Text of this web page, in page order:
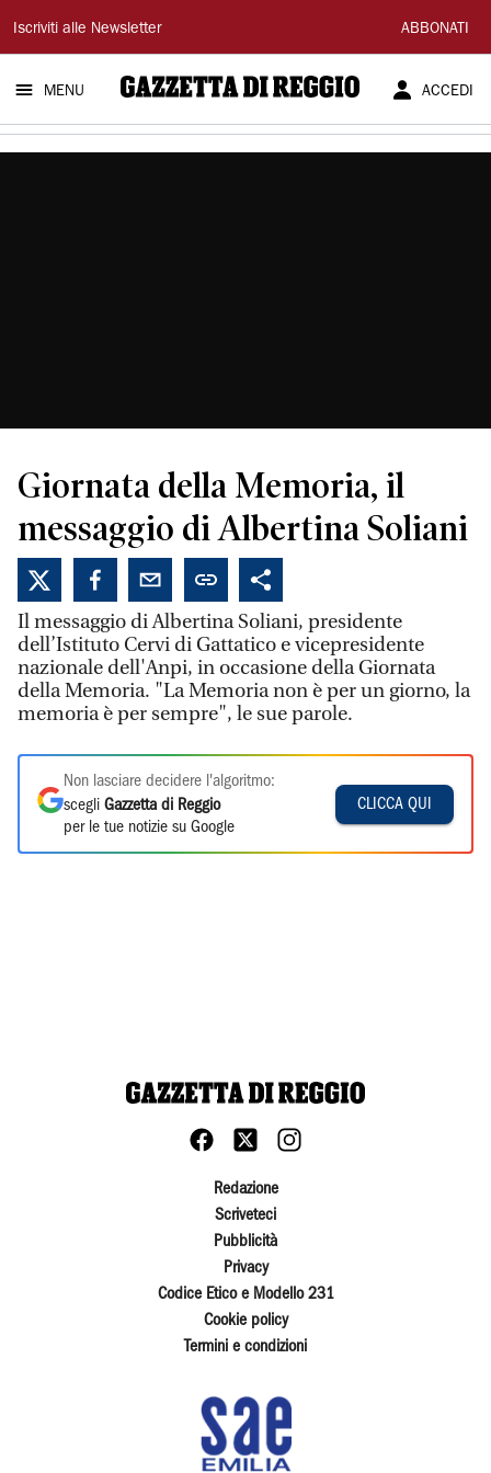
Gazzetta
di
Reggio
Iscriviti alle Newsletter ABBONATI
MENU ACCEDI
Giornata della Memoria, il
messaggio di Albertina Soliani
Il messaggio di Albertina Soliani, presidente
dell’Istituto Cervi di Gattatico e vicepresidente
nazionale dell'Anpi, in occasione della Giornata
della Memoria. "La Memoria non è per un giorno, la
memoria è per sempre", le sue parole.
Non lasciare decidere l'algoritmo:
scegli Gazzetta di Reggio
per le tue notizie su Google
CLICCA QUI
Redazione
Scriveteci
Pubblicità
Privacy
Codice Etico e Modello 231
Cookie policy
Termini e condizioni